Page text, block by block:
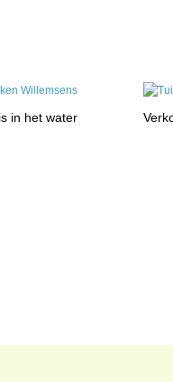
in het water